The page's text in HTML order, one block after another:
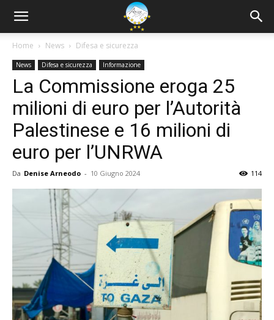
Home News Difesa e sicurezza
News Difesa e sicurezza Informazione
La Commissione eroga 25
milioni di euro per l’Autorità
Palestinese e 16 milioni di
euro per l’UNRWA
Da Denise Arneodo - 10 Giugno 2024 114